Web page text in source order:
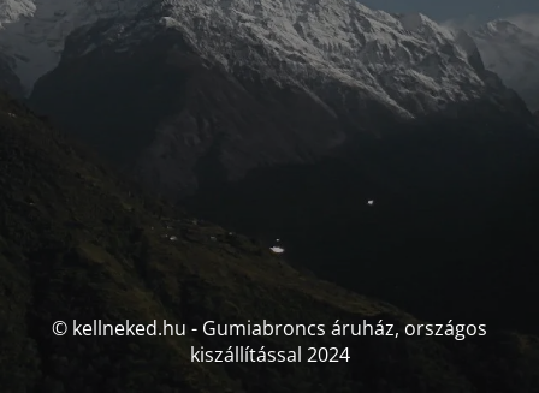
© kellneked.hu - Gumiabroncs áruház, országos
kiszállítással 2024